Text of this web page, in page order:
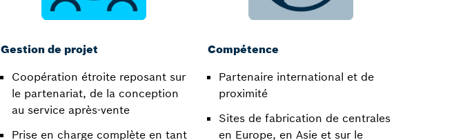
Gestion de projet
Coopération étroite reposant sur
le partenariat, de la conception
au service après-vente​
Prise en charge complète en tant
Compétence
Partenaire international et de
proximité​
Sites de fabrication de centrales
en Europe, en Asie et sur le